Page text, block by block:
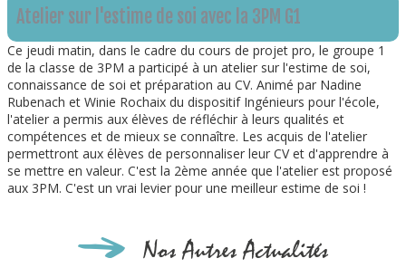
Atelier sur l'estime de soi avec la 3PM G1
Ce jeudi matin, dans le cadre du cours de projet pro, le groupe 1
de la classe de 3PM a participé à un atelier sur l'estime de soi,
connaissance de soi et préparation au CV. Animé par Nadine
Rubenach et Winie Rochaix du dispositif Ingénieurs pour l'école,
l'atelier a permis aux élèves de réfléchir à leurs qualités et
compétences et de mieux se connaître. Les acquis de l'atelier
permettront aux élèves de personnaliser leur CV et d'apprendre à
se mettre en valeur. C'est la 2ème année que l'atelier est proposé
aux 3PM. C'est un vrai levier pour une meilleur estime de soi !
Nos Autres Actualités